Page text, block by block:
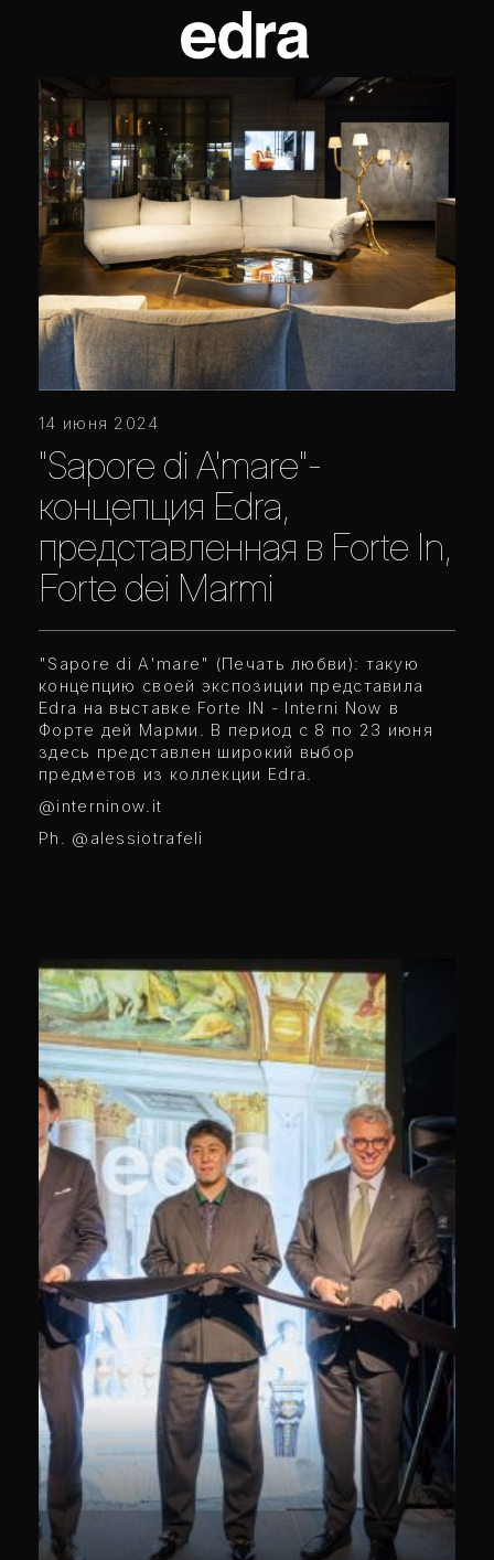
14 июня 2024
"Sapore di A'mare"-
концепция Edra,
представленная в Forte In,
Forte dei Marmi
"Sapore di A'mare" (Печать любви): такую
концепцию своей экспозиции представила
Edra на выставке Forte IN - Interni Now в
Форте дей Марми. В период с 8 по 23 июня
здесь представлен широкий выбор
предметов из коллекции Edra.
@interninow.it
Ph. @alessiotrafeli